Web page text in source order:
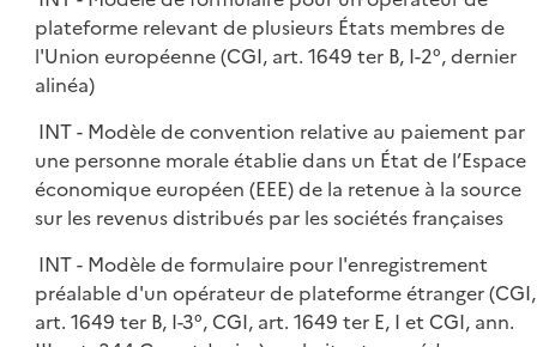
plateforme relevant de plusieurs États membres de
l'Union européenne (CGI, art. 1649 ter B, I-2°, dernier
alinéa)
INT - Modèle de convention relative au paiement par
une personne morale établie dans un État de l’Espace
économique européen (EEE) de la retenue à la source
sur les revenus distribués par les sociétés françaises
INT - Modèle de formulaire pour l'enregistrement
préalable d'un opérateur de plateforme étranger (CGI,
art. 1649 ter B, I-3°, CGI, art. 1649 ter E, I et CGI, ann.